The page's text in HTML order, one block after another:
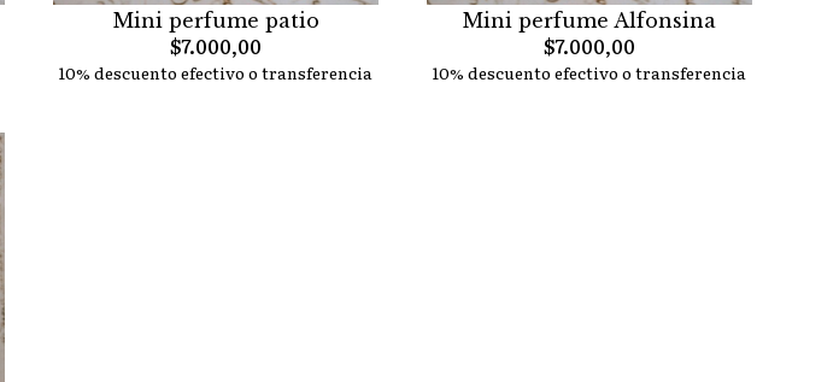
Mini perfume patio
$7.000,00
10% descuento efectivo o transferencia
Mini perfume Alfonsina
$7.000,00
10% descuento efectivo o transferencia